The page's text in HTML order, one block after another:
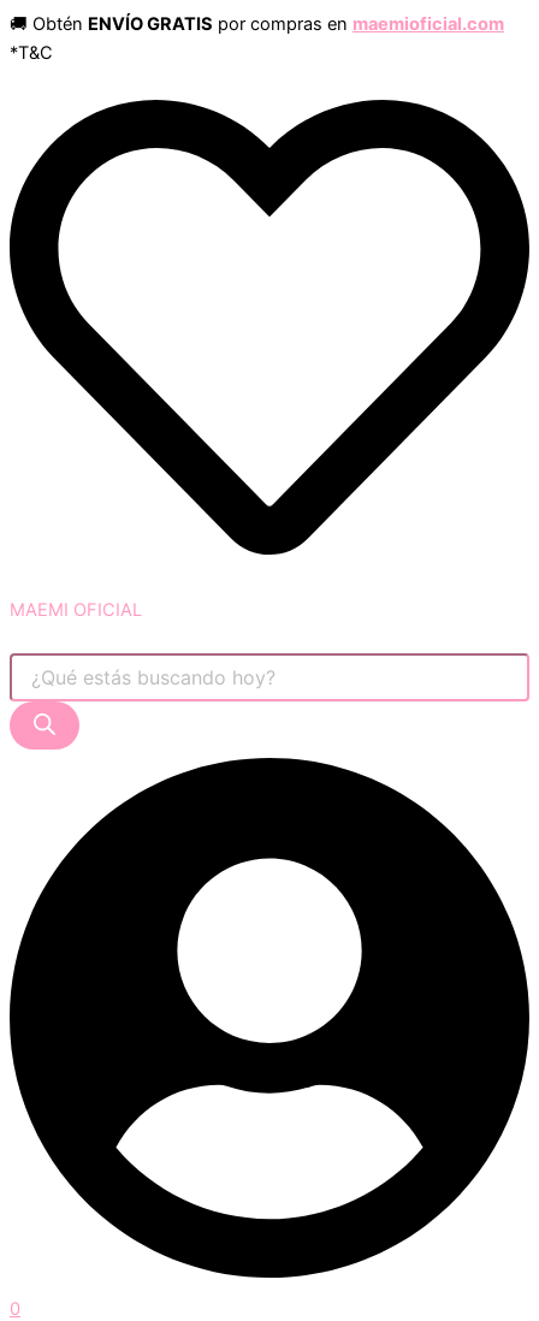
Ir
al
🚚 Obtén ENVÍO GRATIS por compras en maemioficial.com
*T&C
MAEMI OFICIAL
de
productos
0
de
productos